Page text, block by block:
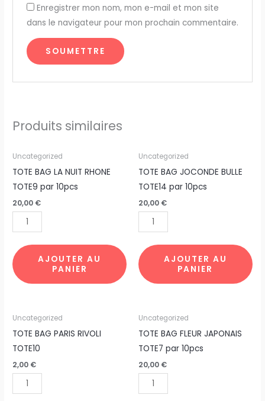
Enregistrer mon nom, mon e-mail et mon site
dans le navigateur pour mon prochain commentaire.
Produits similaires
Uncategorized
TOTE BAG LA NUIT RHONE
TOTE9 par 10pcs
20,00 €
quantité
de
TOTE
LA
NUIT
TOTE9
par
10pcs
AJOUTER AU
PANIER
Uncategorized
TOTE BAG JOCONDE BULLE
TOTE14 par 10pcs
20,00 €
quantité
de
TOTE
JOCONDE
BULLE
par
10pcs
AJOUTER AU
PANIER
Uncategorized
TOTE BAG PARIS RIVOLI
TOTE10
2,00 €
quantité
de
TOTE
PARIS
RIVOLI
Uncategorized
TOTE BAG FLEUR JAPONAIS
TOTE7 par 10pcs
20,00 €
quantité
de
TOTE
FLEUR
JAPONAIS